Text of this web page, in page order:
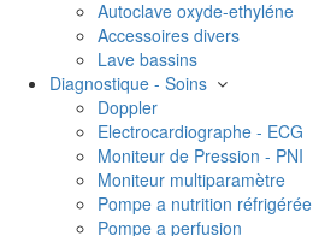
Autoclave oxyde-ethyléne
Accessoires divers
Lave bassins
Diagnostique - Soins
Doppler
Electrocardiographe - ECG
Moniteur de Pression - PNI
Moniteur multiparamètre
Pompe a nutrition réfrigérée
Pompe a perfusion